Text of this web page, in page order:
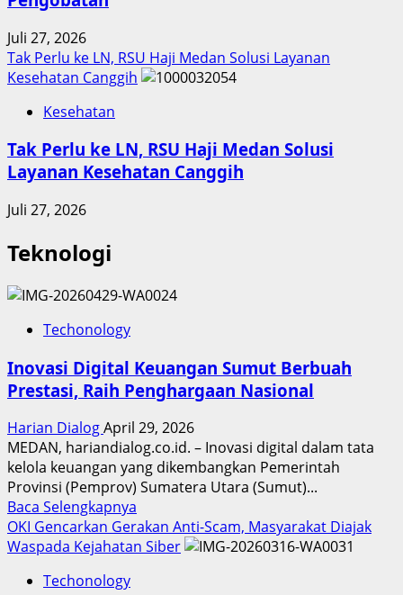
Juli 27, 2026
Tak Perlu ke LN, RSU Haji Medan Solusi Layanan
Kesehatan Canggih
Kesehatan
Tak Perlu ke LN, RSU Haji Medan Solusi
Layanan Kesehatan Canggih
Juli 27, 2026
Teknologi
Techonology
Inovasi Digital Keuangan Sumut Berbuah
Prestasi, Raih Penghargaan Nasional
Harian DialogApril 29, 2026
MEDAN, hariandialog.co.id. – Inovasi digital dalam tata
kelola keuangan yang dikembangkan Pemerintah
Provinsi (Pemprov) Sumatera Utara (Sumut)...
Baca Selengkapnya
more
about
OKI Gencarkan Gerakan Anti-Scam, Masyarakat Diajak
Waspada Kejahatan Siber
Techonology